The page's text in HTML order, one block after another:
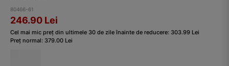
80466-61
246.90 Lei
Cel mai mic preț din ultimele 30 de zile înainte de reducere: 303.99 Lei
Preț normal: 379.00 Lei